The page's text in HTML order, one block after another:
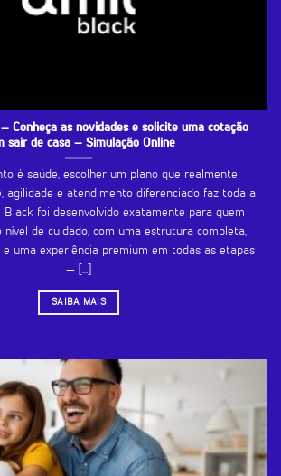
Conheça as novidades e solicite uma cotação
sair de casa – Simulação Online
é saúde, escolher um plano que realmente
agilidade e atendimento diferenciado faz toda a
Black foi desenvolvido exatamente para quem
nível de cuidado, com uma estrutura completa,
e uma experiência premium em todas as etapas
— [...]
SAIBA MAIS